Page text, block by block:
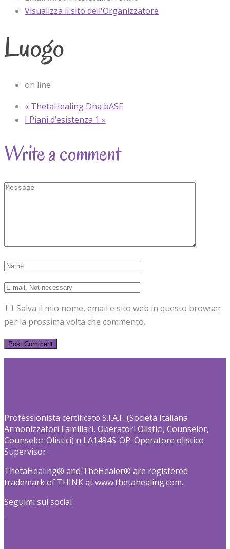
Visualizza il sito dell'Organizzatore
Luogo
on line
« ThetaHealing Dna bASE
I Piani d’esistenza 1 »
Write a comment
Salva il mio nome, email e sito web in questo browser
per la prossima volta che commento.
Professionista certificato S.I.A.F. (Società Italiana
Armonizzatori Familiari, Operatori Olistici, Counselor,
Counselor Olistici) n LA1494S-OP. Operatore olistico
Supervisor.
ThetaHealing® and TheHealer® are registered
trademark of THINK at www.thetahealing.com.
Seguimi sui social